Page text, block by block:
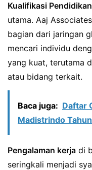
Kualifikasi Pendidikan
utama. Aaj
bagian dari jaringan
mencari individu
yang kuat, terutama
atau bidang terkait.
Baca juga: Daftar
Madistrindo
Pengalaman kerja di
seringkali menjadi